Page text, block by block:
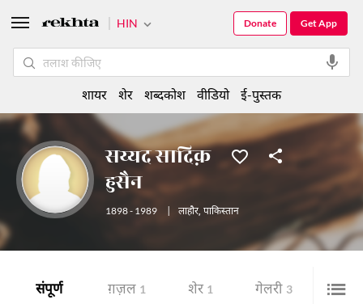
सय्यद सादिक़
हुसैन
1898 - 1989 लाहौर, पाकिस्तान
संपूर्ण ग़ज़ल 1 शेर 1 गेलरी 3
HIN Get App
Donate
शायर शेर शब्दकोश वीडियो ई-पुस्तक